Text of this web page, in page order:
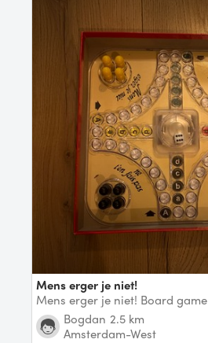
Mens erger je niet!
Mens erger je niet! Board game
Bogdan 2.5 km
Amsterdam-West